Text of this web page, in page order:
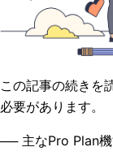
この記事の続きを
必要があります。
── 主なPro Plan